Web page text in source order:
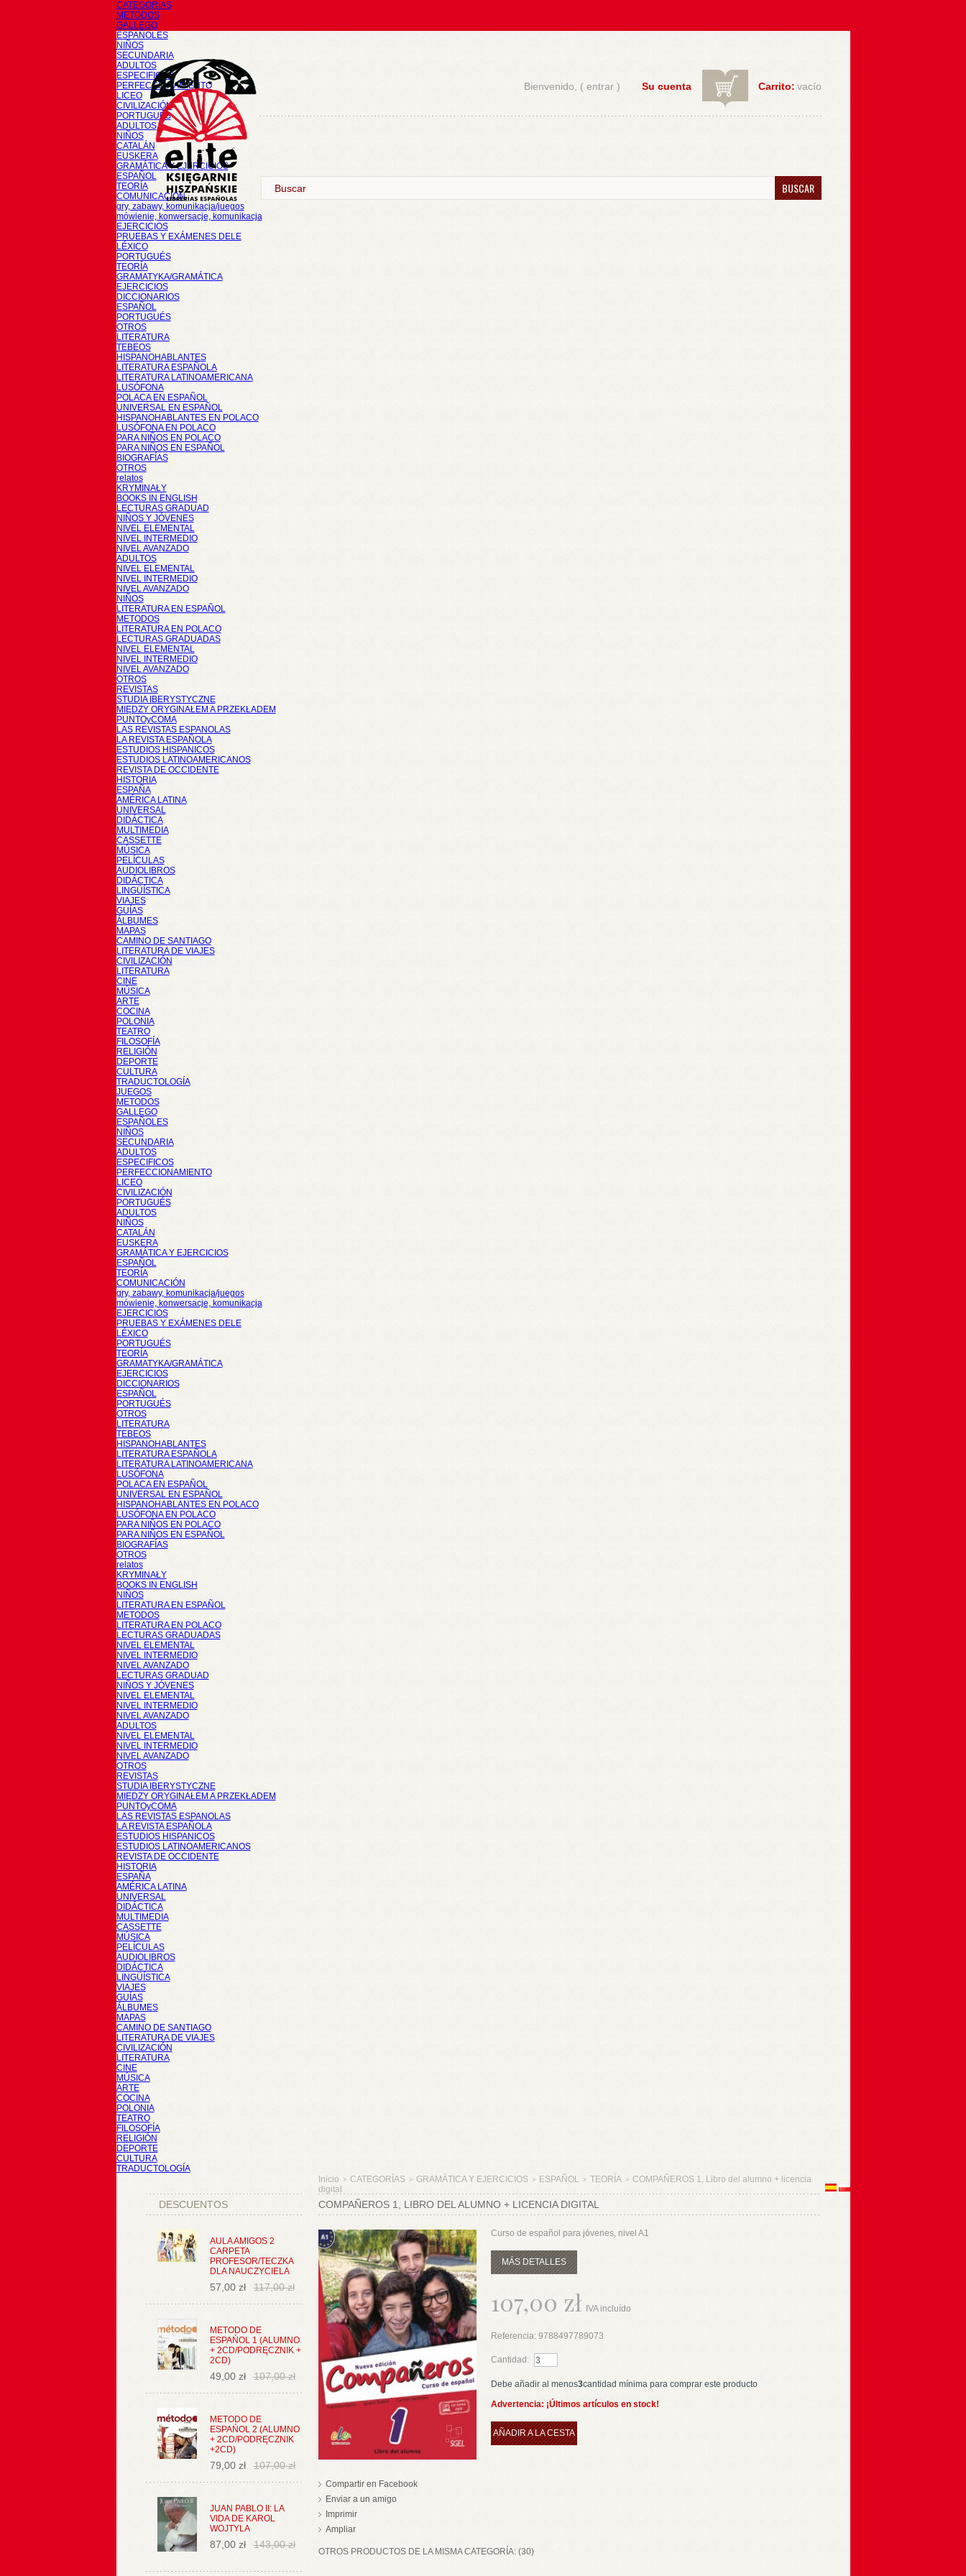
CATEGORÍAS
METODOS
GALLEGO
ESPAÑOLES
NIÑOS
SECUNDARIA
ADULTOS
ESPECIFICOS
PERFECCIONAMIENTO
LICEO
CIVILIZACIÓN
PORTUGUÉS
ADULTOS
NIÑOS
CATALÁN
EUSKERA
GRAMÁTICA Y EJERCICIOS
ESPAÑOL
TEORÍA
COMUNICACIÓN
gry, zabawy, komunikacja/juegos
mówienie, konwersacje, komunikacja
EJERCICIOS
PRUEBAS Y EXÁMENES DELE
LÉXICO
PORTUGUÉS
TEORÍA
GRAMATYKA/GRAMÁTICA
EJERCICIOS
DICCIONARIOS
ESPAÑOL
PORTUGUÉS
OTROS
LITERATURA
TEBEOS
HISPANOHABLANTES
LITERATURA ESPAÑOLA
LITERATURA LATINOAMERICANA
LUSÓFONA
POLACA EN ESPAÑOL
UNIVERSAL EN ESPAÑOL
HISPANOHABLANTES EN POLACO
LUSÓFONA EN POLACO
PARA NIÑOS EN POLACO
PARA NIÑOS EN ESPAÑOL
BIOGRAFÍAS
OTROS
relatos
KRYMINAŁY
BOOKS IN ENGLISH
LECTURAS GRADUAD
NIÑOS Y JÓVENES
NIVEL ELEMENTAL
NIVEL INTERMEDIO
NIVEL AVANZADO
ADULTOS
NIVEL ELEMENTAL
NIVEL INTERMEDIO
NIVEL AVANZADO
NIÑOS
LITERATURA EN ESPAÑOL
METODOS
LITERATURA EN POLACO
LECTURAS GRADUADAS
NIVEL ELEMENTAL
NIVEL INTERMEDIO
NIVEL AVANZADO
OTROS
REVISTAS
STUDIA IBERYSTYCZNE
MIĘDZY ORYGINAŁEM A PRZEKŁADEM
PUNTOyCOMA
LAS REVISTAS ESPANOLAS
LA REVISTA ESPAÑOLA
ESTUDIOS HISPANICOS
ESTUDIOS LATINOAMERICANOS
REVISTA DE OCCIDENTE
HISTORIA
ESPAÑA
AMÉRICA LATINA
UNIVERSAL
DIDÁCTICA
MULTIMEDIA
CASSETTE
MÚSICA
PELÍCULAS
AUDIOLIBROS
DIDÁCTICA
LINGÜÍSTICA
VIAJES
GUÍAS
ÁLBUMES
MAPAS
CAMINO DE SANTIAGO
LITERATURA DE VIAJES
CIVILIZACIÓN
LITERATURA
CINE
MÚSICA
ARTE
COCINA
POLONIA
TEATRO
FILOSOFÍA
RELIGIÓN
DEPORTE
CULTURA
TRADUCTOLOGÍA
JUEGOS
METODOS
GALLEGO
ESPAÑOLES
NIÑOS
SECUNDARIA
ADULTOS
ESPECIFICOS
PERFECCIONAMIENTO
LICEO
CIVILIZACIÓN
PORTUGUÉS
ADULTOS
NIÑOS
CATALÁN
EUSKERA
GRAMÁTICA Y EJERCICIOS
ESPAÑOL
TEORÍA
COMUNICACIÓN
gry, zabawy, komunikacja/juegos
mówienie, konwersacje, komunikacja
EJERCICIOS
PRUEBAS Y EXÁMENES DELE
LÉXICO
PORTUGUÉS
TEORÍA
GRAMATYKA/GRAMÁTICA
EJERCICIOS
DICCIONARIOS
ESPAÑOL
PORTUGUÉS
OTROS
LITERATURA
TEBEOS
HISPANOHABLANTES
LITERATURA ESPAÑOLA
LITERATURA LATINOAMERICANA
LUSÓFONA
POLACA EN ESPAÑOL
UNIVERSAL EN ESPAÑOL
HISPANOHABLANTES EN POLACO
LUSÓFONA EN POLACO
PARA NIÑOS EN POLACO
PARA NIÑOS EN ESPAÑOL
BIOGRAFÍAS
OTROS
relatos
KRYMINAŁY
BOOKS IN ENGLISH
NIÑOS
LITERATURA EN ESPAÑOL
METODOS
LITERATURA EN POLACO
LECTURAS GRADUADAS
NIVEL ELEMENTAL
NIVEL INTERMEDIO
NIVEL AVANZADO
LECTURAS GRADUAD
NIÑOS Y JÓVENES
NIVEL ELEMENTAL
NIVEL INTERMEDIO
NIVEL AVANZADO
ADULTOS
NIVEL ELEMENTAL
NIVEL INTERMEDIO
NIVEL AVANZADO
OTROS
REVISTAS
STUDIA IBERYSTYCZNE
MIĘDZY ORYGINAŁEM A PRZEKŁADEM
PUNTOyCOMA
LAS REVISTAS ESPANOLAS
LA REVISTA ESPAÑOLA
ESTUDIOS HISPANICOS
ESTUDIOS LATINOAMERICANOS
REVISTA DE OCCIDENTE
HISTORIA
ESPAÑA
AMÉRICA LATINA
UNIVERSAL
DIDÁCTICA
MULTIMEDIA
CASSETTE
MÚSICA
PELÍCULAS
AUDIOLIBROS
DIDÁCTICA
LINGÜÍSTICA
VIAJES
GUÍAS
ÁLBUMES
MAPAS
CAMINO DE SANTIAGO
LITERATURA DE VIAJES
CIVILIZACIÓN
LITERATURA
CINE
MÚSICA
ARTE
COCINA
POLONIA
TEATRO
FILOSOFÍA
RELIGIÓN
DEPORTE
CULTURA
TRADUCTOLOGÍA
Carrito: vacío
Su cuenta
Bienvenido, ( entrar)
BUSCAR
DESCUENTOS
AULA AMIGOS 2
CARPETA
PROFESOR/TECZKA
DLA NAUCZYCIELA
57,00 zł 117,00 zł
METODO DE
ESPAŃOL 1 (ALUMNO
+ 2CD/PODRĘCZNIK +
2CD)
49,00 zł 107,00 zł
METODO DE
ESPAŃOL 2 (ALUMNO
+ 2CD/PODRĘCZNIK
+2CD)
79,00 zł 107,00 zł
JUAN PABLO II: LA
VIDA DE KAROL
WOJTYLA
87,00 zł 143,00 zł
Inicio > CATEGORÍAS > GRAMÁTICA Y EJERCICIOS > ESPAÑOL > TEORÍA > COMPAÑEROS 1, Libro del alumno + licencia
digital
COMPAÑEROS 1, LIBRO DEL ALUMNO + LICENCIA DIGITAL
Compartir en Facebook
Enviar a un amigo
Imprimir
Ampliar
Curso de español para jóvenes, nivel A1
MÁS DETALLES
107,00 zł IVA incluído
Referencia: 9788497789073
Cantidad:
Debe añadir al menos3cantidad mínima para comprar este producto
Advertencia: ¡Últimos artículos en stock!
AÑADIR A LA CESTA
OTROS PRODUCTOS DE LA MISMA CATEGORÍA: (30)